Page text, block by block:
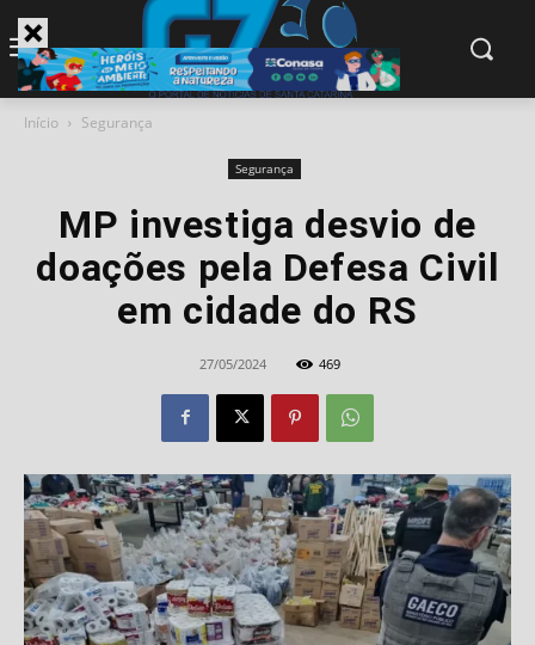
Início Segurança
Segurança
MP investiga desvio de
doações pela Defesa Civil
em cidade do RS
27/05/2024 469
modal-check